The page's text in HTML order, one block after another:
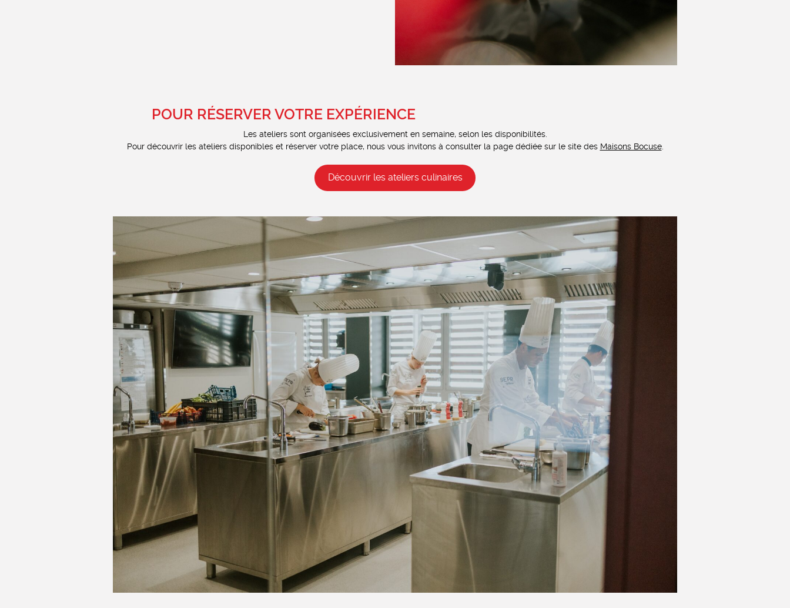
POUR RÉSERVER VOTRE EXPÉRIENCE
Les ateliers sont organisées exclusivement en semaine, selon les disponibilités.
Pour découvrir les ateliers disponibles et réserver votre place, nous vous invitons à consulter la page dédiée sur le site des Maisons Bocuse.
Découvrir les ateliers culinaires